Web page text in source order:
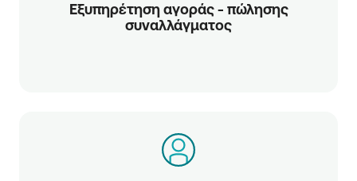
Εξυπηρέτηση αγοράς - πώλησης
συναλλάγματος